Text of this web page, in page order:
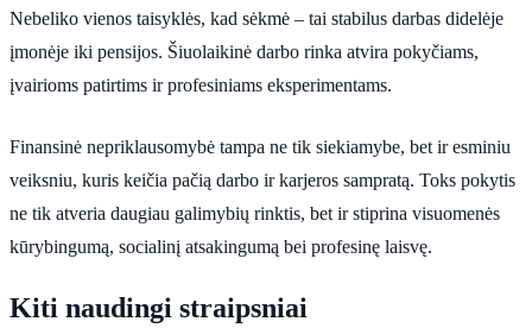
Nebeliko vienos taisyklės, kad sėkmė – tai stabilus darbas didelėje
įmonėje iki pensijos. Šiuolaikinė darbo rinka atvira pokyčiams,
įvairioms patirtims ir profesiniams eksperimentams.
Finansinė nepriklausomybė tampa ne tik siekiamybe, bet ir esminiu
veiksniu, kuris keičia pačią darbo ir karjeros sampratą. Toks pokytis
ne tik atveria daugiau galimybių rinktis, bet ir stiprina visuomenės
kūrybingumą, socialinį atsakingumą bei profesinę laisvę.
Kiti naudingi straipsniai